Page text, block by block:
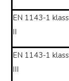
EN 1143-1
II
EN 1143-1
III